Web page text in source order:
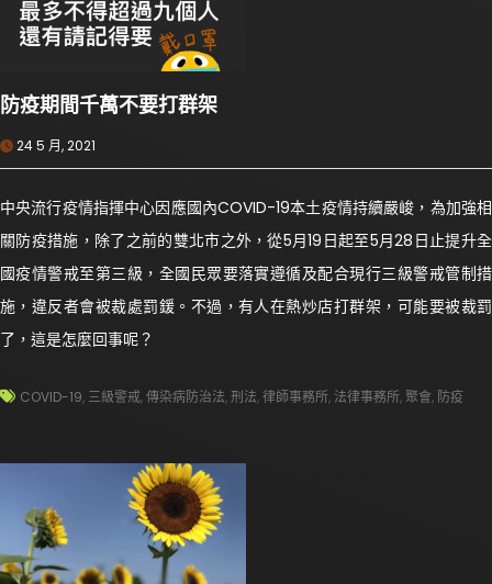
防疫期間千萬不要打群架
24 5 月, 2021
中央流行疫情指揮中心因應國內COVID-19本土疫情持續嚴峻，為加強相
關防疫措施，除了之前的雙北市之外，從5月19日起至5月28日止提升全
國疫情警戒至第三級，全國民眾要落實遵循及配合現行三級警戒管制措
施，違反者會被裁處罰鍰。不過，有人在熱炒店打群架，可能要被裁罰
了，這是怎麼回事呢？
COVID-19, 三級警戒,傳染病防治法,刑法,律師事務所, 法律事務所, 聚會, 防疫